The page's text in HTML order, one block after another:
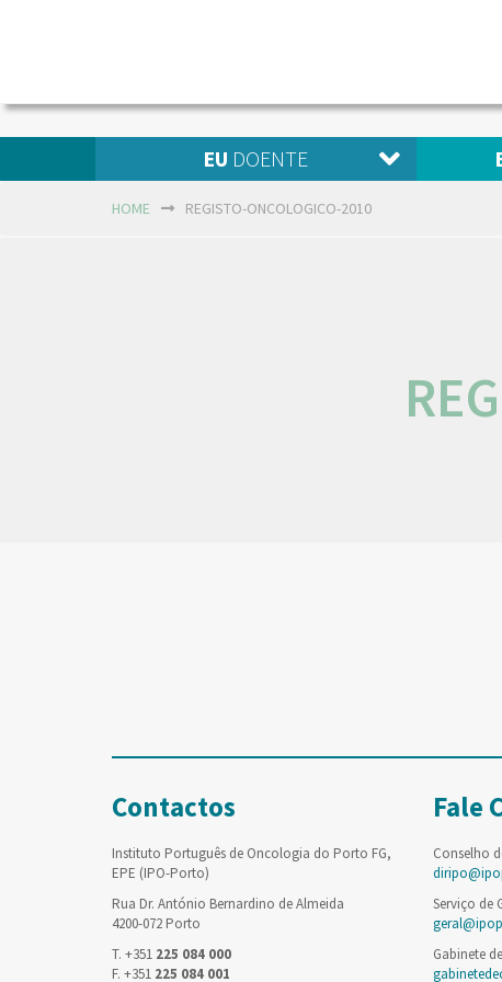
EU DOENTE
HOME REGISTO-ONCOLOGICO-2010
Contactos
Instituto Português de Oncologia do Porto FG,
EPE (IPO-Porto)
Rua Dr. António Bernardino de Almeida
4200-072 Porto
T. +351 225 084 000
F. +351 225 084 001
Fale
Conselho
Serviço de
Gabinete